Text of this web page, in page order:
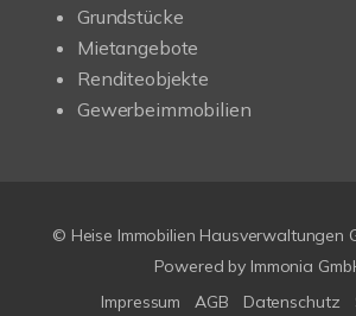
Grundstücke
Mietangebote
Renditeobjekte
Gewerbeimmobilien
© Heise Immobilien Hausverwaltungen
Powered by Immonia
Impressum
AGB Datenschutz